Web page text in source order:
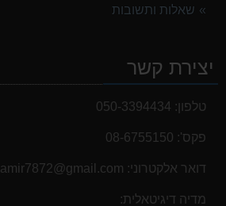
שאלות ותשובות
יצירת קשר
טלפון: 050-3394434
פקס': 08-6755150
דואר אלקטרוני: ‫amir7872@gmail.com‬
מדיה דיגיטאלית: